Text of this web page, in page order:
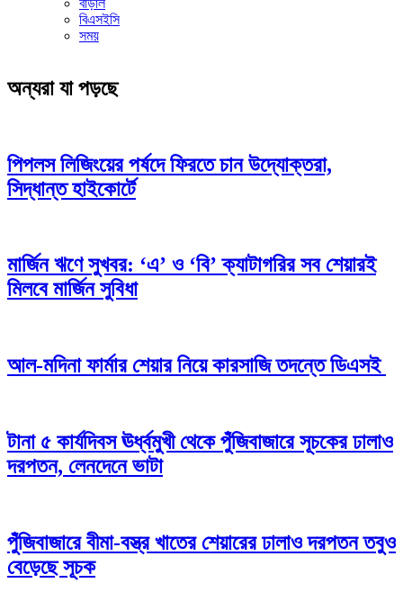
বিএসইসি
সময়
অন্যরা যা পড়ছে
পিপলস লিজিংয়ের পর্ষদে ফিরতে চান উদ্যোক্তরা,
সিদ্ধান্ত হাইকোর্টে
মার্জিন ঋণে সুখবর: ‘এ’ ও ‘বি’ ক্যাটাগরির সব শেয়ারই
মিলবে মার্জিন সুবিধা
আল-মদিনা ফার্মার শেয়ার নিয়ে কারসাজি তদন্তে ডিএসই
টানা ৫ কার্যদিবস ঊর্ধ্বমুখী থেকে পুঁজিবাজারে সূচকের ঢালাও
দরপতন, লেনদেনে ভাটা
পুঁজিবাজারে বীমা-বস্ত্র খাতের শেয়ারের ঢালাও দরপতন তবুও
বেড়েছে সূচক